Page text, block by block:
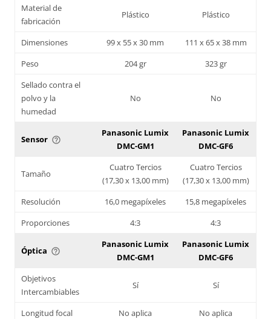
Material de
fabricación
Plástico Plástico
Dimensiones 99 x 55 x 30 mm
111 x 65 x 38 mm
Peso
204 gr
323 gr
Sellado contra el
polvo y la
humedad
No No
Sensor help_outline
Panasonic Lumix
DMC-GM1
Panasonic Lumix
DMC-GF6
Tamaño
Cuatro Tercios
(17,30 x 13,00 mm)
Cuatro Tercios
(17,30 x 13,00 mm)
Resolución
16,0 megapíxeles
15,8 megapíxeles
Proporciones
4:3 4:3
Óptica help_outline
Panasonic Lumix
DMC-GM1
Panasonic Lumix
DMC-GF6
Objetivos
Intercambiables
Sí Sí
Longitud focal No aplica
No aplica